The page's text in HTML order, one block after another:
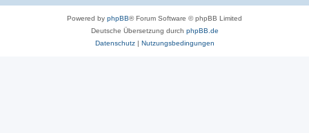
Powered by phpBB® Forum Software © phpBB Limited
Deutsche Übersetzung durch phpBB.de
Datenschutz| Nutzungsbedingungen